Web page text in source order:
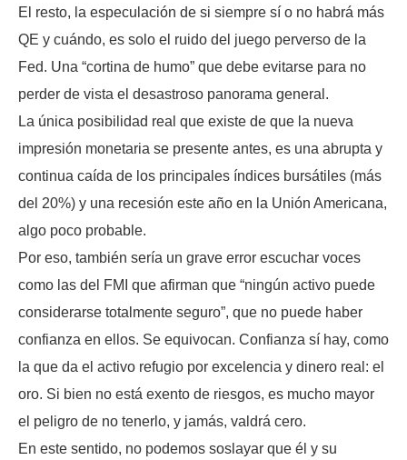
El resto, la especulación de si siempre sí o no habrá más
QE y cuándo, es solo el ruido del juego perverso de la
Fed. Una “cortina de humo” que debe evitarse para no
perder de vista el desastroso panorama general.
La única posibilidad real que existe de que la nueva
impresión monetaria se presente antes, es una abrupta y
continua caída de los principales índices bursátiles (más
del 20%) y una recesión este año en la Unión Americana,
algo poco probable.
Por eso, también sería un grave error escuchar voces
como las del FMI que afirman que “ningún activo puede
considerarse totalmente seguro”, que no puede haber
confianza en ellos. Se equivocan. Confianza sí hay, como
la que da el activo refugio por excelencia y dinero real: el
oro. Si bien no está exento de riesgos, es mucho mayor
el peligro de no tenerlo, y jamás, valdrá cero.
En este sentido, no podemos soslayar que él y su